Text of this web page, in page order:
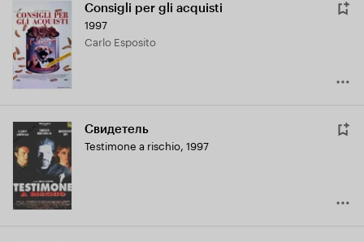
Consigli per gli acquisti
1997
Carlo Esposito
Свидетель
Testimone a rischio, 1997